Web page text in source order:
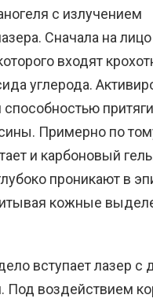
с излучением
Сначала на
входят
углерода.
способностью
Примерно по
и карбоновый
проникают в
кожные
вступает лазер с
Под воздействием